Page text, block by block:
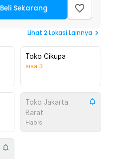
Beli Sekarang
Lihat 2Lokasi Lainnya
Toko Cikupa
sisa 3
Toko Jakarta
Barat
Habis